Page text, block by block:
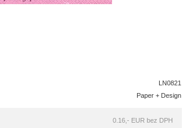
LN0821
Paper + Design
0.16,- EUR bez DPH